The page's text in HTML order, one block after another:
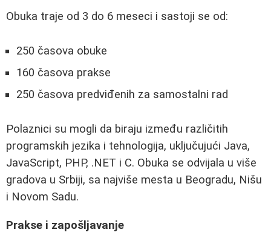
Obuka traje od 3 do 6 meseci i sastoji se od:
250 časova obuke
160 časova prakse
250 časova predviđenih za samostalni rad
Polaznici su mogli da biraju između različitih
programskih jezika i tehnologija, uključujući Java,
JavaScript, PHP, .NET i C. Obuka se odvijala u više
gradova u Srbiji, sa najviše mesta u Beogradu, Nišu
i Novom Sadu.
Prakse i zapošljavanje